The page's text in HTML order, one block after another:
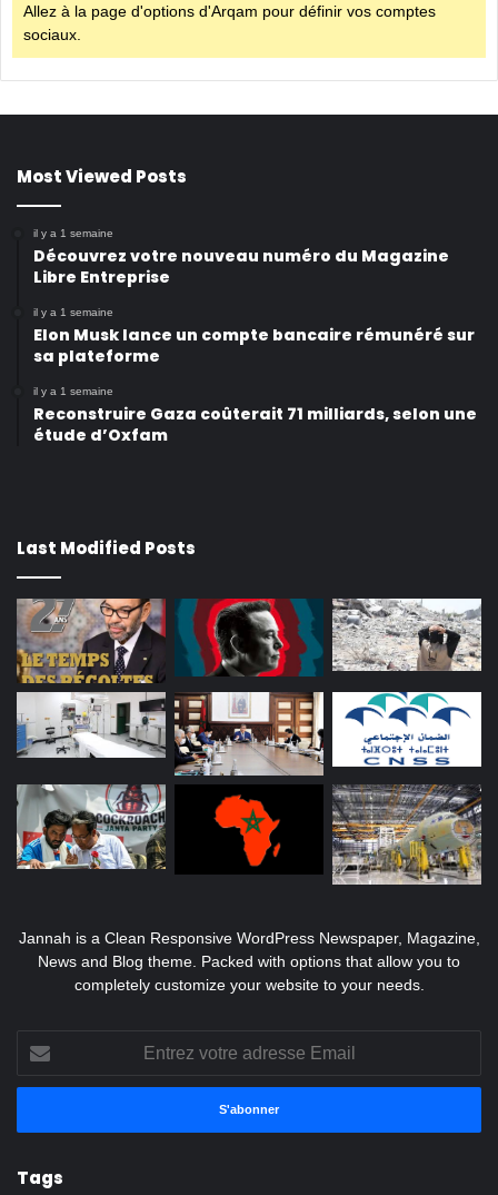
Allez à la page d'options d'Arqam pour définir vos comptes
sociaux.
Most Viewed Posts
il y a 1 semaine
Découvrez votre nouveau numéro du Magazine
Libre Entreprise
il y a 1 semaine
Elon Musk lance un compte bancaire rémunéré sur
sa plateforme
il y a 1 semaine
Reconstruire Gaza coûterait 71 milliards, selon une
étude d’Oxfam
Last Modified Posts
Jannah is a Clean Responsive WordPress Newspaper, Magazine,
News and Blog theme. Packed with options that allow you to
completely customize your website to your needs.
votre
adresse
Tags